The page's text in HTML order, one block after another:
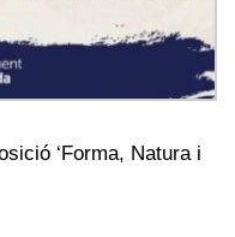
‘Forma, Natura i